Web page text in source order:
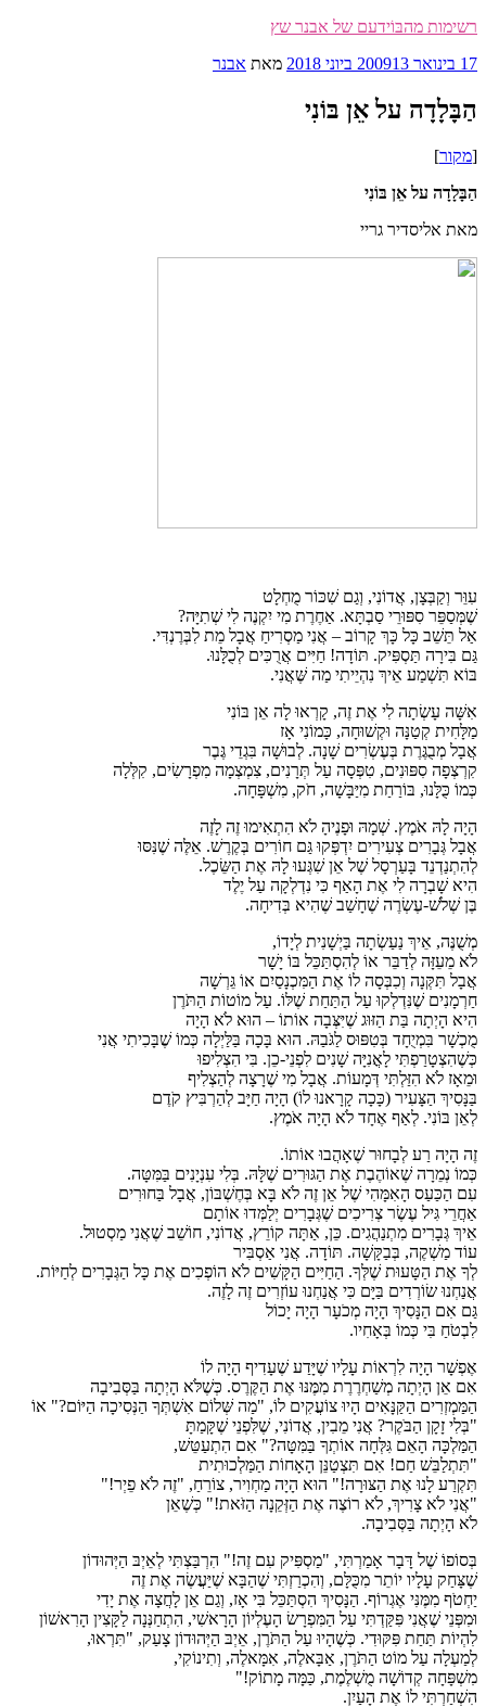
דילוג
רשימות מהבּוֹידעם של אבנר שץ
פורסם
17 בינואר 2009 13 ביוני 2018 מאת אבנר
הַבָּלָדָה על אֵן בּוֹנִי
[מקור]
הַבָּלָדָה על אֵן בּוֹנִי
מאת אליסדיר גריי
עִוֵּר וְקַבְּצָן, אֲדוֹנִי, וְגַם שִׁכּוֹר מֻחְלָט
שֶׁמְּסַפֵּר סִפּוּרֵי סַבְתָּא. אַחֶרֶת מִי יִקְנֶה לִי שְׁתִיָּה?
אַל תֵּשֵׁב כָּל כָּךְ קָרוֹב – אֲנִי מַסְרִיחַ אֲבָל מֵת לִבְּרֶנְדִּי.
גַּם בִּירָה תַּסְפִּיק. תּוֹדָה! חַיִּים אֲרֻכִּים לְכֻלָּנוּ.
בּוֹא תִּשְׁמַע אֵיךְ נִהְיֵיתִי מַה שֶּׁאֲנִי.
אִשָּׁה עָשְׂתָה לִי אֶת זֶה, קָרְאוּ לָה אֵן בּוֹנִי
מַלָּחִית קְטַנָּה וּקְשׁוּחָה, כָּמוֹנִי אָז
אֲבָל מְבֻגֶּרֶת בְּעֶשְׂרִים שָׁנָה. לְבוּשָׁה בִּגְדֵי גֶּבֶר
קִרְצְפָה סִפּוּנִים, טִפְּסָה עַל תְּרָנִים, צִמְצְמָה מִפְרָשִׂים, קִלְּלָה
כְּמוֹ כֻּלָּנוּ, בּוֹרַחַת מִיַּבָּשָׁה, חֹק, מִשְׁפָּחָה.
הָיָה לָהּ אֹמֶץ. שְׁמָהּ וּפָנֶיהָ לֹא הִתְאִימוּ זֶה לָזֶה
אֲבָל גְּבָרִים צְעִירִים יִדְפְּקוּ גַּם חוֹרִים בְּקֶרֶשׁ. אֵלֶּה שֶׁנִּסּוּ
לְהִתְנַדְנֵד בָּעַרְסָל שֶׁל אֵן שִׁגְּעוּ לָהּ אֶת הַשֵּׂכֶל.
הִיא שָׁבְרָה לִי אֶת הָאַף כִּי נִדְלְקָה עַל יֶלֶד
בֶּן שְׁלֹשׁ-עֶשְׂרֶה שֶׁחָשַׁב שֶׁהִיא בְּדִיחָה.
מְשֻׁנֶּה, אֵיךְ נַעַשְׂתָה בַּיְשָׁנִית לְיָדוֹ,
לֹא מֵעֵזָּה לְדַבֵּר אוֹ לְהִסְתַּכֵּל בּוֹ יָשָׁר
אֲבָל תִּקְּנָה וְכִבְּסָה לוֹ אֶת הַמִּכְנָסַיִם אוֹ גֵּרְשָׁה
חַרְמָנִים שֶׁנִּדְלְקוּ עַל הַתַּחַת שֶׁלּוֹ. עַל מוֹטוֹת הַתֹּרֶן
הִיא הָיְתָה בַּת הַזּוּג שֶׁיִּצְּבָה אוֹתוֹ – הוּא לֹא הָיָה
מֻכְשָׁר בִּמְיֻחָד בְּטִפּוּס לַגֹּבַהּ. הוּא בָּכָה בַּלַּיְלָה כְּמוֹ שֶׁבָּכִיתִי אֲנִי
כְּשֶׁהִצְטָרַפְתִּי לָאֳנִיָּה שָׁנִים לִפְנֵי-כֵן. בִּי הִצְלִיפוּ
וּמֵאָז לֹא הִזַּלְתִּי דְּמָעוֹת. אֲבָל מִי שֶׁרָצָה לְהַצְלִיף
בַּנָּסִיךְ הַצָּעִיר (כָּכָה קָרָאנוּ לוֹ) הָיָה חַיָּב לְהַרְבִּיץ קֹדֶם
לְאֵן בּוֹנִי. לְאַף אֶחָד לֹא הָיָה אֹמֶץ.
זֶה הָיָה רַע לְבָחוּר שֶׁאָהֲבוּ אוֹתוֹ.
כְּמוֹ נְמֵרָה שֶׁאוֹהֶבֶת אֶת הַגּוּרִים שֶׁלָּהּ. בְּלִי עִנְיָנִים בַּמִּטָּה.
עִם הַכַּעַס הָאִמָּהִי שֶׁל אֵן זֶה לֹא בָּא בְּחֶשְׁבּוֹן, אֲבָל בַּחוּרִים
אַחֲרֵי גִּיל עֶשֶׂר צְרִיכִים שֶׁגְּבָרִים יְלַמְּדוּ אוֹתָם
אֵיךְ גְּבָרִים מִתְנַהֲגִים. כֵּן, אַתָּה קוֹרֵץ, אֲדוֹנִי, חוֹשֵׁב שֶׁאֲנִי מַסְטוּל.
עוֹד מַשְׁקֶה, בְּבַקָּשָׁה. תּוֹדָה. אֲנִי אַסְבִּיר
לְךָ אֶת הַטָּעוּת שֶׁלְּךָ. הַחַיִּים הַקָּשִׁים לֹא הוֹפְכִים אֶת כָּל הַגְּבָרִים לְחַיּוֹת.
אֲנַחְנוּ שׂוֹרְדִים בַּיָּם כִּי אֲנַחְנוּ עוֹזְרִים זֶה לָזֶה.
גַּם אִם הַנָּסִיךְ הָיָה מְכֹעָר הָיָה יָכוֹל
לִבְטֹחַ בִּי כְּמוֹ בְּאָחִיו.
אֶפְשָׁר הָיָה לִרְאוֹת עָלָיו שֶׁיָּדַע שֶׁעָדִיף הָיָה לוֹ
אִם אֵן הָיְתָה מְשַׁחְרֶרֶת מִמֶּנּוּ אֶת הַקֶּרֶס. כְּשֶׁלֹּא הָיְתָה בַּסְּבִיבָה
הַמַּמְזְרִים הַקַּנָּאִים הָיוּ צוֹעֲקִים לוֹ, "מַה שְּׁלוֹם אִשְׁתְּךָ הַנְּסִיכָה הַיּוֹם?" אוֹ
"בְּלִי זָקָן הַבֹּקֶר? אֲנִי מֵבִין, אֲדוֹנִי, שֶׁלִּפְנֵי שֶׁקָּמַתָּ
הַמַּלְכָּה הָאֵם גִּלְּחָה אוֹתְךָ בַּמִּטָּה?" אִם הִתְעַטֵּשׁ,
"תִּתְלַבֵּשׁ חַם! אִם תִּצְטַנֵּן הָאָחוֹת הַמַּלְכוּתִית
תִּקְרַע לָנוּ אֶת הַצּוּרָה!" הוּא הָיָה מַחְוִיר, צוֹרֵחַ, "זֶה לֹא פֵיְר!"
"אֲנִי לֹא צָרִיךְ, לֹא רוֹצֶה אֶת הַזְּקֵנָה הַזֹּאת!" כְּשֶׁאֵן
לֹא הָיְתָה בַּסְּבִיבָה.
בְּסוֹפוֹ שֶׁל דָּבָר אָמַרְתִּי, "מַסְפִּיק עִם זֶה!" הִרְבַּצְתִּי לְאֵיְבּ הַיְּהוּדוֹן
שֶׁצָּחַק עָלָיו יוֹתֵר מִכֻּלָּם, וְהִכְרַזְתִּי שֶׁהַבָּא שֶׁיַּעֲשֶׂה אֶת זֶה
יַחְטֹף מִמֶּנִּי אֶגְרוֹף. הַנָּסִיךְ הִסְתַּכֵּל בִּי אָז, וְגַם אֵן לָחֲצָה אֶת יָדִי
וּמִפְּנֵי שֶׁאֲנִי פִּקַּדְתִּי עַל הַמִּפְרָשׂ הָעֶלְיוֹן הָרָאשִׁי, הִתְחַנְּנָה לַקָּצִין הָרִאשׁוֹן
לִהְיוֹת תַּחַת פִּקּוּדִי. כְּשֶׁהָיוּ עַל הַתֹּרֶן, אֵיְבּ הַיְּהוּדוֹן צָעַק, "תִּרְאוּ,
לְמַעְלָה עַל מוֹט הַתֹּרֶן, אַבָּאלֶה, אִמָּאלֶה, וְתִינוֹקִי,
מִשְׁפָּחָה קְדוֹשָׁה מֻשְׁלֶמֶת, כַּמָּה מָתוֹק!"
הִשְׁחַרְתִּי לוֹ אֶת הָעַיִן.